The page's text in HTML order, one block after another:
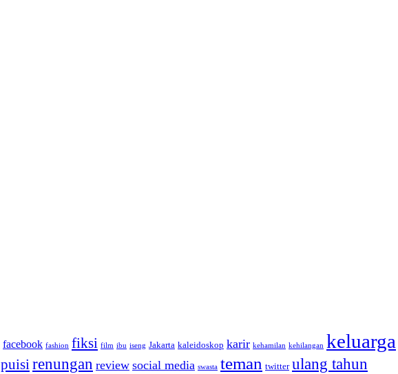
facebook fashion fiksi film ibu iseng Jakarta kaleidoskop karir kehamilan kehilangan keluarga
puisirenungan review social media swasta teman twitter ulang tahun